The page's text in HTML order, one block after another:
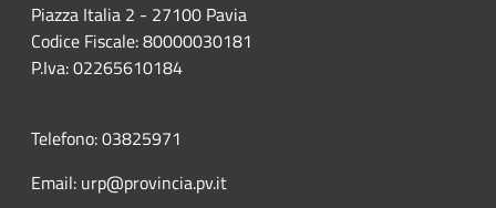
Piazza Italia 2 - 27100 Pavia
Codice Fiscale: 80000030181
P.Iva: 02265610184
Telefono: 03825971
Email: urp@provincia.pv.it